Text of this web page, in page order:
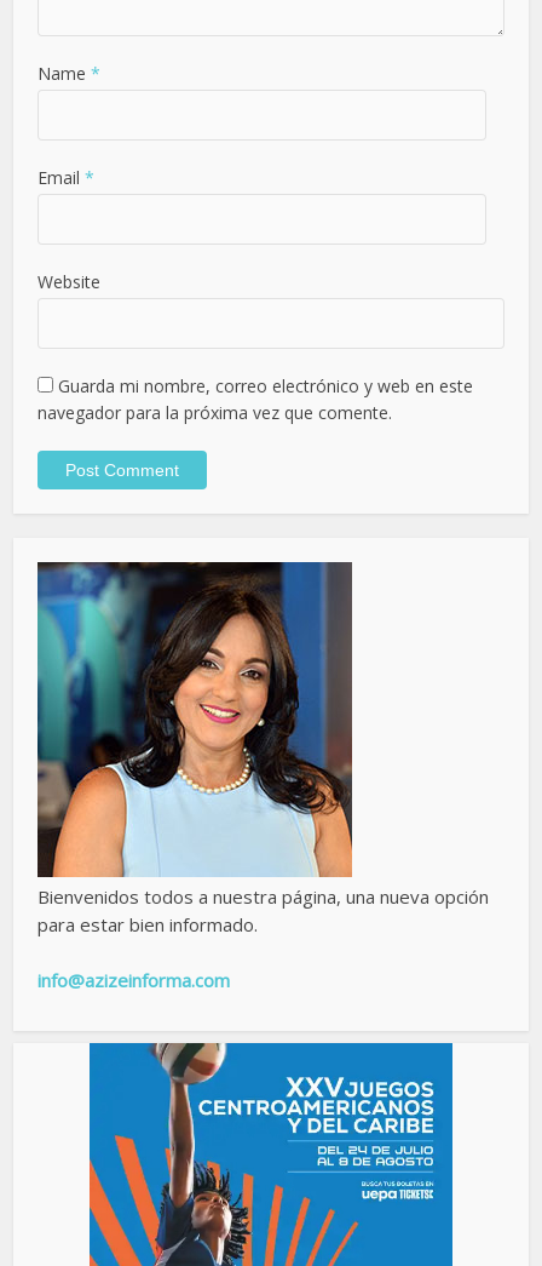
Name *
Email *
Website
Guarda mi nombre, correo electrónico y web en este
navegador para la próxima vez que comente.
Bienvenidos todos a nuestra página, una nueva opción
para estar bien informado.
info@azizeinforma.com